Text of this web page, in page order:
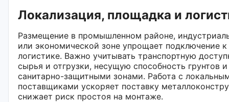
Локализация, площадка и
Размещение в промышленном районе,
или экономической зоне упрощает подключение
логистике. Важно учитывать транспортную
сырья и отгрузки, несущую способность грунтов
санитарно-защитными зонами. Работа с
поставщиками ускоряет поставку
снижает риск простоя на монтаже.